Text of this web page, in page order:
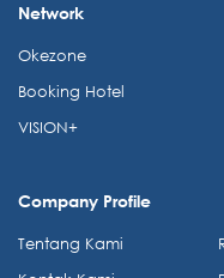
Network
Okezone
Booking Hotel
VISION+
Company Profile
Tentang Kami